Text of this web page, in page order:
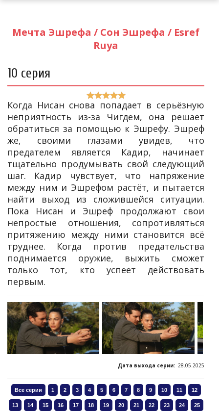
Мечта Эшрефа / Сон Эшрефа / Esref
Ruya
10 серия
Когда Нисан снова попадает в серьёзную
неприятность из-за Чигдем, она решает
обратиться за помощью к Эшрефу. Эшреф
же, своими глазами увидев, что
предателем является Кадир, начинает
тщательно продумывать свой следующий
шаг. Кадир чувствует, что напряжение
между ним и Эшрефом растёт, и пытается
найти выход из сложившейся ситуации.
Пока Нисан и Эшреф продолжают свои
непростые отношения, сопротивляться
притяжению между ними становится всё
труднее. Когда против предательства
поднимается оружие, выжить сможет
только тот, кто успеет действовать
первым.
Дата выхода серии: 28.05.2025